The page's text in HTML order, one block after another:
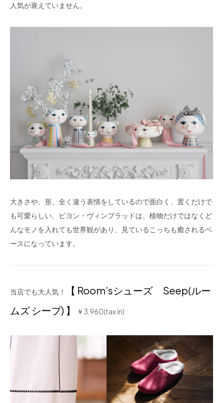
人気が衰えていません。
大きさや、形、全く違う表情をしているので面白く、置くだけで
も可愛らしい、ビヨン・ヴィンブラッドは、植物だけではなくど
んなモノを入れても世界観があり、見ているこっちも癒されるベ
ースになっています。
当店でも大人気！
【 Room’sシューズ Seep(ルー
ムズ シープ) 】
￥3,960(tax in)